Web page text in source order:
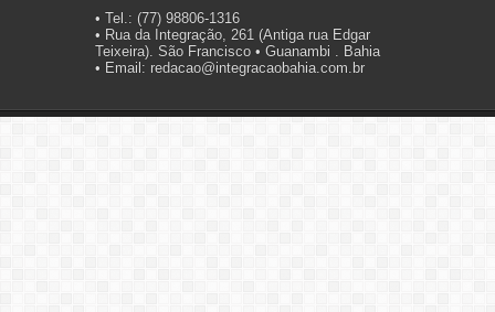
• Tel.: (77) 98806-1316
• Rua da Integração, 261 (Antiga rua Edgar
Teixeira). São Francisco • Guanambi . Bahia
• Email: redacao@integracaobahia.com.br